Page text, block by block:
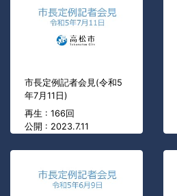
市長定例記者会見(令和5
年7月11日)
再生 : 166回
公開 : 2023.7.11